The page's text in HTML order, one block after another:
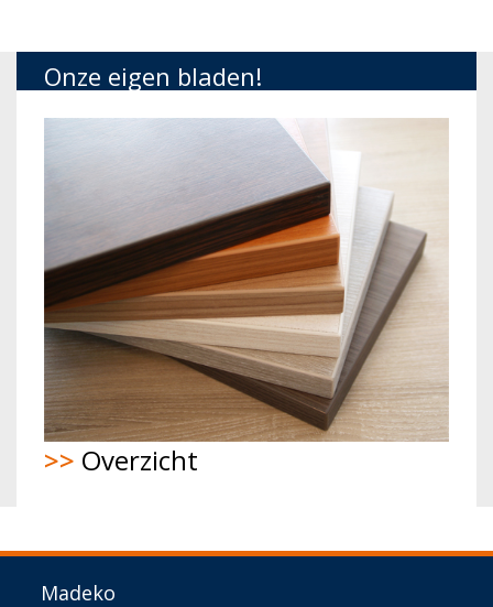
Onze eigen bladen!
>> Overzicht
Madeko